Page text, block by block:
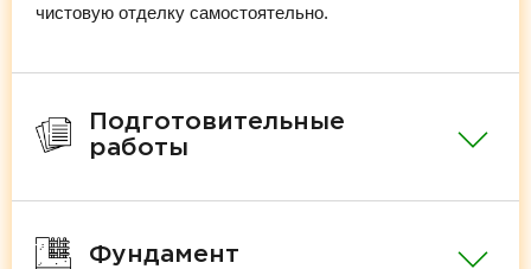
чистовую отделку самостоятельно.
Подготовительные
работы
Фундамент